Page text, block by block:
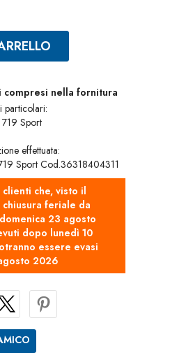
compresi nella fornitura
particolari:
Sport
effettuata:
Sport Cod.36318404311
che, visto il
feriale da
23 agosto
dopo lunedì 10
essere evasi
2026